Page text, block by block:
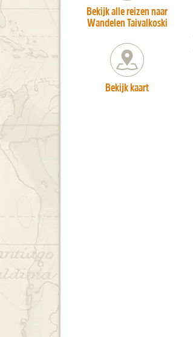
Bekijk alle reizen naar
Wandelen Taivalkoski
Bekijk kaart